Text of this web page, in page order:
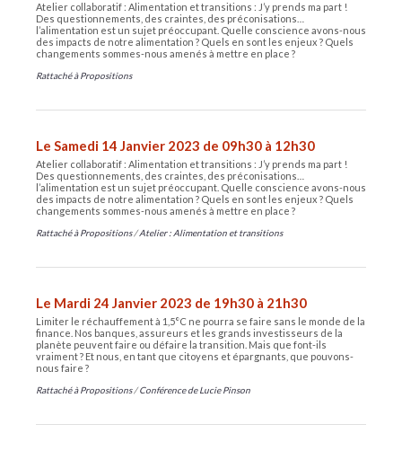
Atelier collaboratif : Alimentation et transitions : J’y prends ma part !
Des questionnements, des craintes, des préconisations…
l’alimentation est un sujet préoccupant. Quelle conscience avons-nous
des impacts de notre alimentation ? Quels en sont les enjeux ? Quels
changements sommes-nous amenés à mettre en place ?
Rattaché à Propositions
Le Samedi 14 Janvier 2023 de 09h30 à 12h30
Atelier collaboratif : Alimentation et transitions : J’y prends ma part !
Des questionnements, des craintes, des préconisations…
l’alimentation est un sujet préoccupant. Quelle conscience avons-nous
des impacts de notre alimentation ? Quels en sont les enjeux ? Quels
changements sommes-nous amenés à mettre en place ?
Rattaché à Propositions /Atelier : Alimentation et transitions
Le Mardi 24 Janvier 2023 de 19h30 à 21h30
Limiter le réchauffement à 1,5°C ne pourra se faire sans le monde de la
finance. Nos banques, assureurs et les grands investisseurs de la
planète peuvent faire ou défaire la transition. Mais que font-ils
vraiment ? Et nous, en tant que citoyens et épargnants, que pouvons-
nous faire ?
Rattaché à Propositions /Conférence de Lucie Pinson